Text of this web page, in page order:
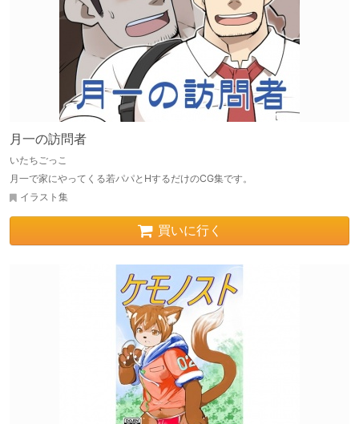
月一の訪問者
いたちごっこ
月一で家にやってくる若パパとHするだけのCG集です。
イラスト集
買いに行く